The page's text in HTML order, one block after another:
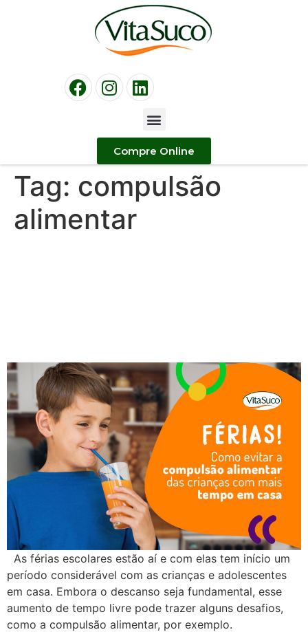
Compre Online
Tag: compulsão
alimentar
As férias escolares estão aí e com elas tem início um
período considerável com as crianças e adolescentes
em casa. Embora o descanso seja fundamental, esse
aumento de tempo livre pode trazer alguns desafios,
como a compulsão alimentar, por exemplo.